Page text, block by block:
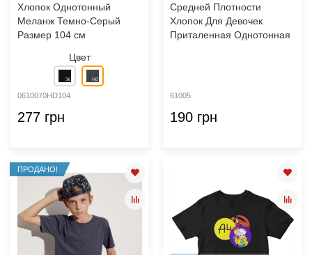
Хлопок Однотонный
Меланж Темно-Серый
Размер 104 см
Цвет
0610070HD104
277 грн
Средней Плотности
Хлопок Для Девочек
Приталенная Однотонная
61005
190 грн
ПРОДАНО!